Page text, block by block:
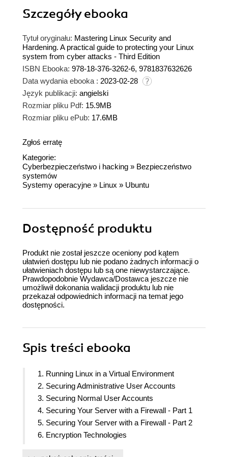
Szczegółyebooka
Tytuł oryginału: Mastering Linux Security and
Hardening. A practical guide to protecting your Linux
system from cyber attacks - Third Edition
ISBN Ebooka: 978-18-376-3262-6, 9781837632626
Data wydania ebooka : 2023-02-28
Język publikacji: angielski
Rozmiar pliku Pdf: 15.9MB
Rozmiar pliku ePub: 17.6MB
Zgłoś erratę
Kategorie:
Cyberbezpieczeństwo i hacking » Bezpieczeństwo
systemów
Systemy operacyjne » Linux » Ubuntu
Dostępność produktu
Produkt nie został jeszcze oceniony pod kątem
ułatwień dostępu lub nie podano żadnych informacji o
ułatwieniach dostępu lub są one niewystarczające.
Prawdopodobnie Wydawca/Dostawca jeszcze nie
umożliwił dokonania walidacji produktu lub nie
przekazał odpowiednich informacji na temat jego
dostępności.
Spis treści ebooka
1. Running Linux in a Virtual Environment
2. Securing Administrative User Accounts
3. Securing Normal User Accounts
4. Securing Your Server with a Firewall - Part 1
5. Securing Your Server with a Firewall - Part 2
6. Encryption Technologies